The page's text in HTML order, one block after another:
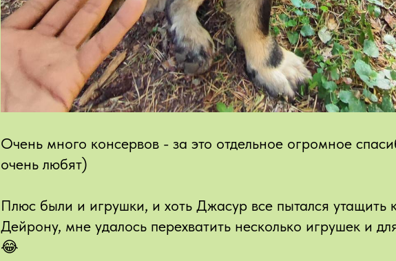
Очень много консервов - за это отдельное огромное
очень любят)
Плюс были и игрушки, и хоть Джасур все пытался утащить
Дейрону, мне удалось перехватить несколько игрушек и
😂